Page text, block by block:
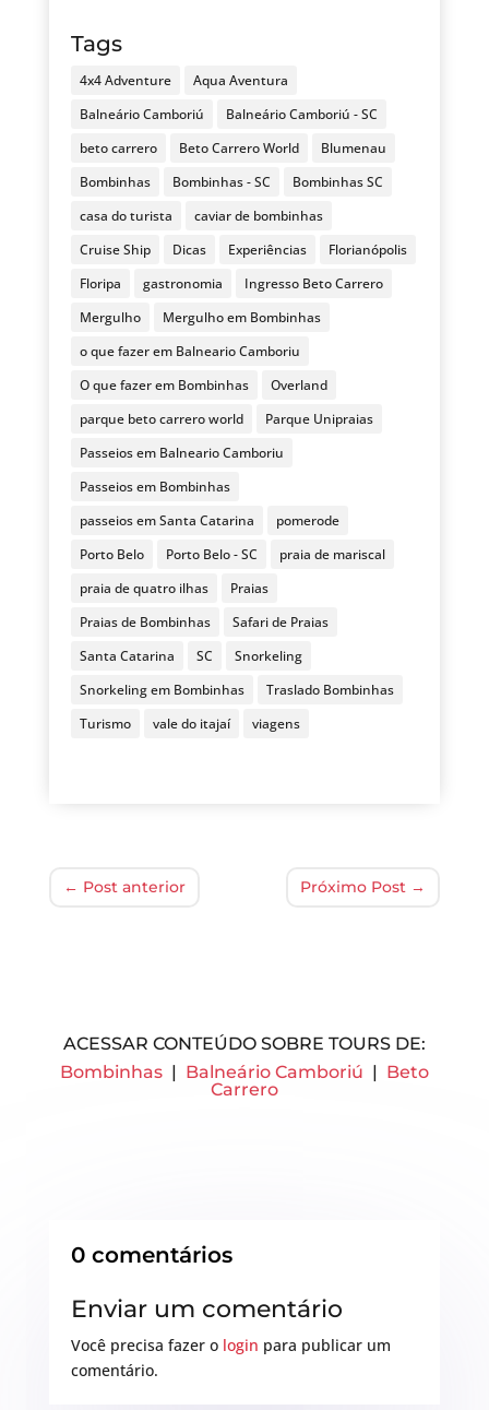
Tags
4x4 Adventure
Aqua Aventura
Balneário Camboriú
Balneário Camboriú - SC
beto carrero
Beto Carrero World
Blumenau
Bombinhas
Bombinhas - SC
Bombinhas SC
casa do turista
caviar de bombinhas
Cruise Ship
Dicas Experiências
Florianópolis
Floripa
gastronomia
Ingresso Beto Carrero
Mergulho
Mergulho em Bombinhas
o que fazer em Balneario Camboriu
O que fazer em Bombinhas
Overland
parque beto carrero world
Parque Unipraias
Passeios em Balneario Camboriu
Passeios em Bombinhas
passeios em Santa Catarina
pomerode
Porto Belo
Porto Belo - SC
praia de mariscal
praia de quatro ilhas
Praias
Praias de Bombinhas
Safari de Praias
Santa Catarina
SC
Snorkeling
Snorkeling em Bombinhas
Traslado Bombinhas
Turismo
vale do itajaí viagens
← Post anterior Próximo Post →
ACESSAR CONTEÚDO SOBRE TOURS DE:
Bombinhas| Balneário Camboriú | Beto
Carrero
0 comentários
Enviar um comentário
Você precisa fazer o login para publicar um
comentário.